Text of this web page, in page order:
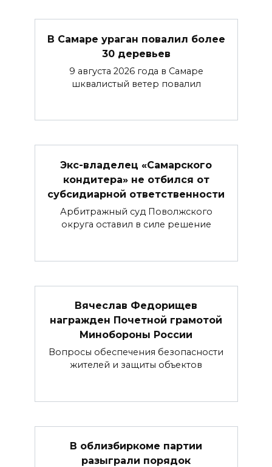
В Самаре ураган повалил более
30 деревьев
9 августа 2026 года в Самаре
шквалистый ветер повалил
Экс-владелец «Самарского
кондитера» не отбился от
субсидиарной ответственности
Арбитражный суд Поволжского
округа оставил в силе решение
Вячеслав Федорищев
награжден Почетной грамотой
Минобороны России
Вопросы обеспечения безопасности
жителей и защиты объектов
В облизбиркоме партии
разыграли порядок